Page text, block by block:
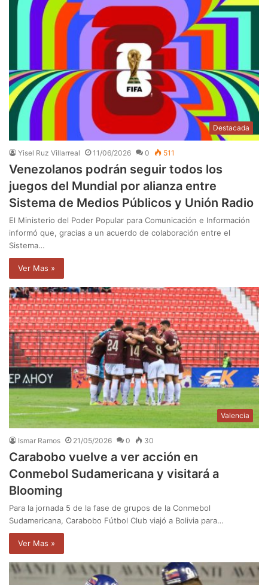
Destacada
Yisel Ruz Villarreal 11/06/2026 0 511
Venezolanos podrán seguir todos los
juegos del Mundial por alianza entre
Sistema de Medios Públicos y Unión Radio
El Ministerio del Poder Popular para Comunicación e Información
informó que, gracias a un acuerdo de colaboración entre el
Sistema…
Ver Mas »
Valencia
Ismar Ramos 21/05/2026 0 30
Carabobo vuelve a ver acción en
Conmebol Sudamericana y visitará a
Blooming
Para la jornada 5 de la fase de grupos de la Conmebol
Sudamericana, Carabobo Fútbol Club viajó a Bolivia para…
Ver Mas »